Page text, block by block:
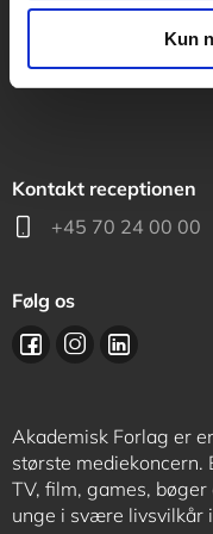
Kun
Kontakt receptionen
+45 70 24 00 00
Følg os
Akademisk Forlag er
største mediekoncern.
TV, film, games,
unge i svære livsvilkår